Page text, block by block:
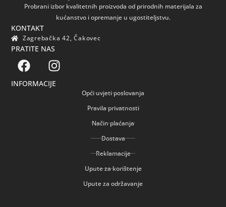
Probrani izbor kvalitetnih proizvoda od prirodnih materijala za
kućanstvo i opremanje u ugostiteljstvu.
KONTAKT
Zagrebačka 42, Čakovec
PRATITE NAS
INFORMACIJE
Opći uvjeti poslovanja
Pravila privatnosti
Način plaćanja
Dostava
Reklamacije
Upute za korištenje
Upute za održavanje